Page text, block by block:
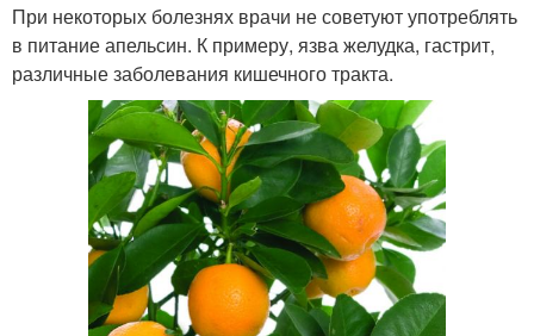
При некоторых болезнях врачи не советуют употреблять
в питание апельсин. К примеру, язва желудка, гастрит,
различные заболевания кишечного тракта.